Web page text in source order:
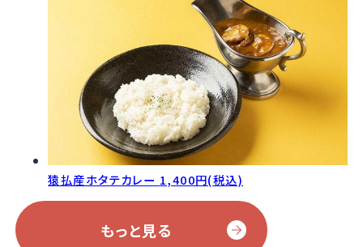
猿払産ホタテカレー 1,400円(税込)
もっと見る